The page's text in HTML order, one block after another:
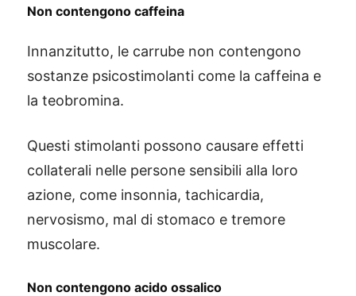
Non contengono caffeina
Innanzitutto, le carrube non contengono
sostanze psicostimolanti come la caffeina e
la teobromina.
Questi stimolanti possono causare effetti
collaterali nelle persone sensibili alla loro
azione, come insonnia, tachicardia,
nervosismo, mal di stomaco e tremore
muscolare.
Non contengono acido ossalico